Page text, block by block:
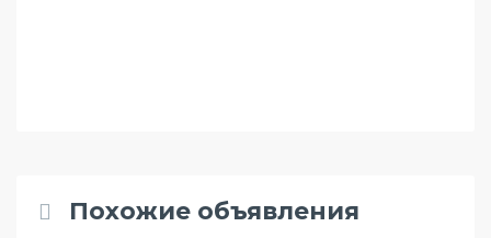
Похожие объявления